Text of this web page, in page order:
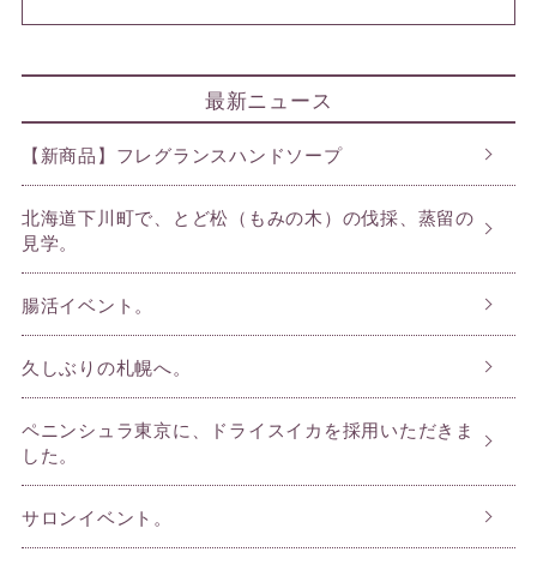
最新ニュース
【新商品】フレグランスハンドソープ
北海道下川町で、とど松（もみの木）の伐採、蒸留の
見学。
腸活イベント。
久しぶりの札幌へ。
ペニンシュラ東京に、ドライスイカを採用いただきま
した。
サロンイベント。